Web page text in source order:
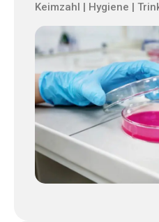
Keimzahl | Hygiene |